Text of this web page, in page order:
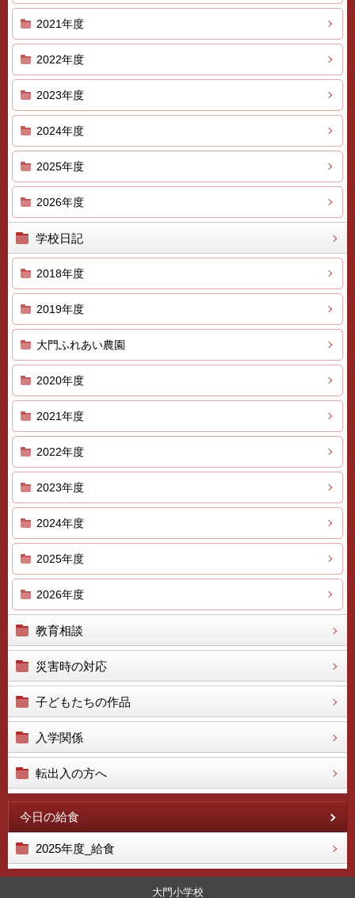
2021年度
2022年度
2023年度
2024年度
2025年度
2026年度
学校日記
2018年度
2019年度
大門ふれあい農園
2020年度
2021年度
2022年度
2023年度
2024年度
2025年度
2026年度
教育相談
災害時の対応
子どもたちの作品
入学関係
転出入の方へ
今日の給食
2025年度_給食
大門小学校